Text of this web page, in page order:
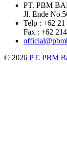
PT. PBM
Jl. Ende
Telp : +62
Fax : +62
© 2026 PT. PBM